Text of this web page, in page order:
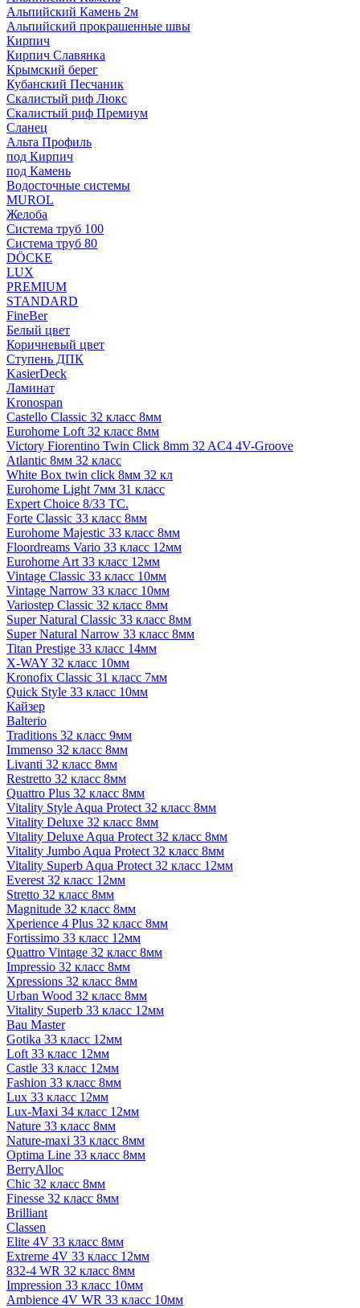
Альпийский Камень 2м
Альпийский прокрашенные швы
Кирпич
Кирпич Славянка
Крымский берег
Кубанский Песчаник
Скалистый риф Люкс
Скалистый риф Премиум
Сланец
Альта Профиль
под Кирпич
под Камень
Водосточные системы
MUROL
Желоба
Система труб 100
Система труб 80
DÖCKE
LUX
PREMIUM
STANDARD
FineBer
Белый цвет
Коричневый цвет
Ступень ДПК
KasierDeck
Ламинат
Kronospan
Castello Classic 32 класс 8мм
Eurohome Loft 32 класс 8мм
Victory Fiorentino Twin Click 8mm 32 AC4 4V-Groove
Atlantic 8мм 32 класс
White Box twin click 8мм 32 кл
Eurohome Light 7мм 31 класс
Expert Choice 8/33 TC.
Forte Classic 33 класс 8мм
Eurohome Majestic 33 класс 8мм
Floordreams Vario 33 класс 12мм
Eurohome Art 33 класс 12мм
Vintage Classic 33 класс 10мм
Vintage Narrow 33 класс 10мм
Variostep Classic 32 класс 8мм
Super Natural Classic 33 класс 8мм
Super Natural Narrow 33 класс 8мм
Titan Prestige 33 класс 14мм
X-WAY 32 класс 10мм
Kronofix Classic 31 класс 7мм
Quick Style 33 класс 10мм
Кайзер
Balterio
Traditions 32 класс 9мм
Immenso 32 класс 8мм
Livanti 32 класс 8мм
Restretto 32 класс 8мм
Quattro Plus 32 класс 8мм
Vitality Style Aqua Protect 32 класс 8мм
Vitality Deluxe 32 класс 8мм
Vitality Deluxe Aqua Protect 32 класс 8мм
Vitality Jumbo Aqua Protect 32 класс 8мм
Vitality Superb Aqua Protect 32 класс 12мм
Everest 32 класс 12мм
Stretto 32 класс 8мм
Magnitude 32 класс 8мм
Xperience 4 Plus 32 класс 8мм
Fortissimo 33 класс 12мм
Quattro Vintage 32 класс 8мм
Impressio 32 класс 8мм
Xpressions 32 класс 8мм
Urban Wood 32 класс 8мм
Vitality Superb 33 класс 12мм
Bau Master
Gotika 33 класс 12мм
Loft 33 класс 12мм
Castle 33 класс 12мм
Fashion 33 класс 8мм
Lux 33 класс 12мм
Lux-Maxi 34 класс 12мм
Nature 33 класс 8мм
Nature-maxi 33 класс 8мм
Optima Line 33 класс 8мм
BerryAlloc
Chic 32 класс 8мм
Finesse 32 класс 8мм
Brilliant
Classen
Elite 4V 33 класс 8мм
Extreme 4V 33 класс 12мм
832-4 WR 32 класс 8мм
Impression 33 класс 10мм
Ambience 4V WR 33 класс 10мм